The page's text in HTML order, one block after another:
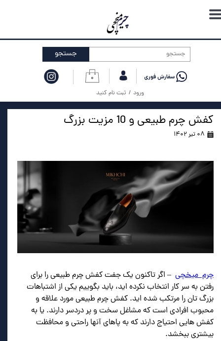
۰
ورود / ثبت نام کنید
حساب کاربری من
تغییر گذر واژه
خروج از حساب کاربری
جستجو
کفش چرم طبیعی و 10 مزیت بزرگ
۰۸ تیر ۱۴۰۲
چرم میخچی – اگر تاکنون یک جفت کفش چرم طبیعی را برای
رفتن به سر کار انتخاب نکرده اید، باید بگوییم یکی از اشتباهات
بزرگ تان را مرتکب شده اید. کفش چرم طبیعی مورد علاقه و
محبوب افرادی است که مشاغل سخت و پر دردسر دارند. یا به
کفش هایی احتیاج دارند که به پاهای آنها راحتی و محافظت
بیشتری ببخشد.